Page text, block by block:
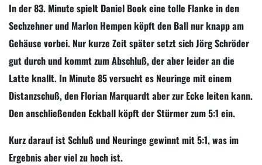
In der 83. Minute spielt Daniel Book eine tolle Flanke in den
Sechzehner und Marlon Hempen köpft den Ball nur knapp am
Gehäuse vorbei. Nur kurze Zeit später setzt sich Jörg Schröder
gut durch und kommt zum Abschluß, der aber leider an die
Latte knallt. In Minute 85 versucht es Neuringe mit einem
Distanzschuß, den Florian Marquardt aber zur Ecke leiten kann.
Den anschließenden Eckball köpft der Stürmer zum 5:1 ein.
Kurz darauf ist Schluß und Neuringe gewinnt mit 5:1, was im
Ergebnis aber viel zu hoch ist.